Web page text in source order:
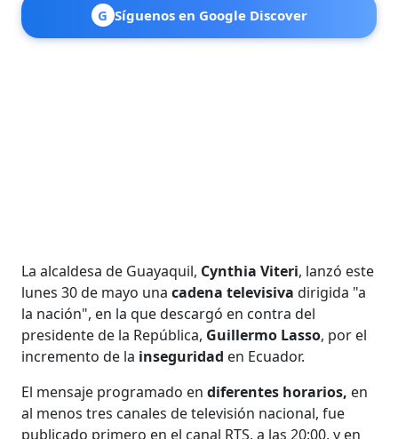
G Síguenos en Google Discover
La alcaldesa de Guayaquil, Cynthia Viteri, lanzó este
lunes 30 de mayo unacadena televisiva dirigida "a
la nación", en la que descargó en contra del
presidente de la República, Guillermo Lasso, por el
incremento de la inseguridad en Ecuador.
El mensaje programado endiferentes horarios, en
al menos tres canales de televisión nacional, fue
publicado primero en el canal RTS, a las 20:00, y en